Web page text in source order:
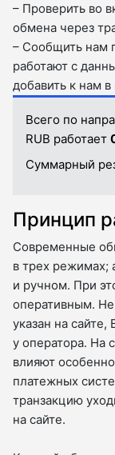
– Проверить во
обмена через
– Сообщить нам
работают с
добавить к нам
Всего по
RUB работает
Суммарный
Принцип
Современные
в трех режимах;
и ручном. При
оперативным.
указан на
у оператора. На
влияют
платежных
транзакцию
на сайте.